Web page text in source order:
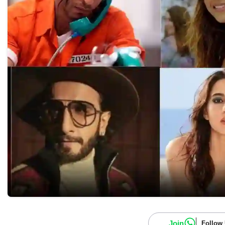
Join Follow